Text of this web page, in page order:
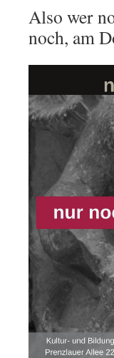
Also wer
noch, am